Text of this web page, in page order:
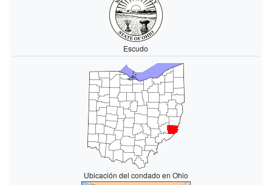
Escudo
Ubicación del condado en Ohio